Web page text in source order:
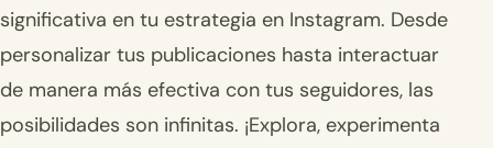
significativa en tu estrategia en Instagram. Desde
personalizar tus publicaciones hasta interactuar
de manera más efectiva con tus seguidores, las
posibilidades son infinitas. ¡Explora, experimenta